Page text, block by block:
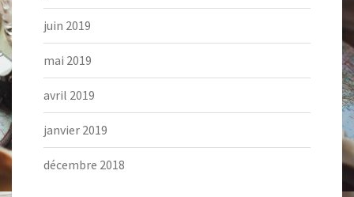
juin 2019
mai 2019
avril 2019
janvier 2019
décembre 2018